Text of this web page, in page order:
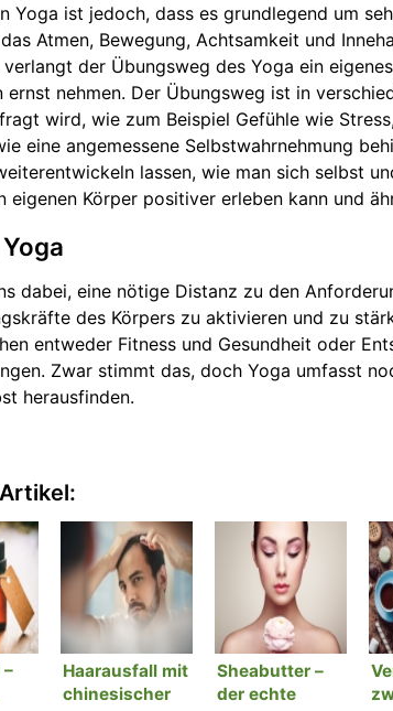
Yoga ist jedoch, dass es grundlegend um
Atmen, Bewegung, Achtsamkeit und
der Übungsweg des Yoga ein
ernst nehmen. Der Übungsweg ist in
wird, wie zum Beispiel Gefühle wie
eine angemessene Selbstwahrnehmung
lassen, wie man sich selbst
eigenen Körper positiver erleben kann und
dabei, eine nötige Distanz zu den
des Körpers zu aktivieren und zu
entweder Fitness und Gesundheit oder
Zwar stimmt das, doch Yoga umfasst
herausfinden.
Haarausfall mit
chinesischer
Sheabutter –
der echte